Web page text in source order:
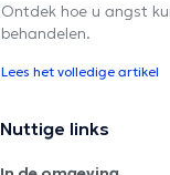
Ontdek hoe u angst
behandelen.
Lees het volledige artikel
Nuttige links